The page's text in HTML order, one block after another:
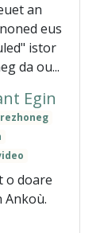
an
eus
istor
da ou...
Egin
o doare
Ankoù.